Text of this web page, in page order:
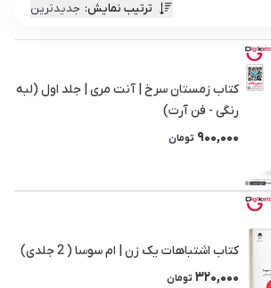
ترتیب نمایش: جدیدترین
کتاب زمستان سرخ | آنت مری | جلد اول (لبه
رنگی - فن آرت)
900,000 تومان
کتاب اشتباهات یک زن | ام سوسا ( 2 جلدی)
320,000 تومان